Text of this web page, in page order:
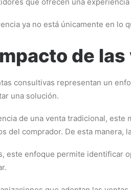
ya no está únicamente en lo
de
consultivas representan un
una solución.
de una venta tradicional, este
del comprador. De esta manera,
este enfoque permite identificar